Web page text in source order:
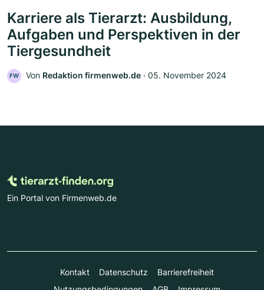
Karriere als Tierarzt: Ausbildung,
Aufgaben und Perspektiven in der
Tiergesundheit
FW Von Redaktion firmenweb.de ‧ 05. November 2024
Ein Portal von Firmenweb.de
Kontakt Datenschutz
Barrierefreiheit